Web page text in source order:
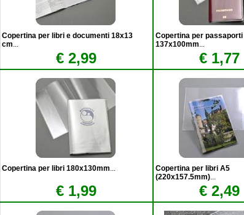
Copertina per libri e documenti 18x13
cm...
€ 2,99
Copertina per passaporti
137x100mm...
€ 1,77
Copertina per libri 180x130mm...
€ 1,99
Copertina per libri A5
(220x157.5mm)...
€ 2,49